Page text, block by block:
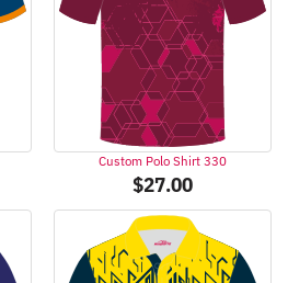
Custom Polo Shirt 330
$27.00